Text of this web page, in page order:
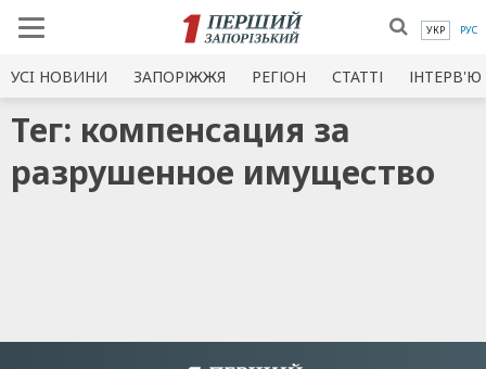
УКР РУС
УСI НОВИНИ ЗАПОРІЖЖЯ РЕГІОН СТАТТІ ІНТЕРВ'Ю
Тег: компенсация за
разрушенное имущество